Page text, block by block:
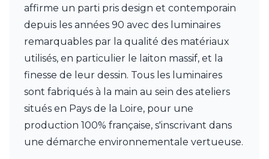
LichtRaum Funktion
Lucide
Lucien Gau
Luminara
Lumini
Lum’Art
Lupia Licht
MA Salgueiro
Marset
Masiero
affirme un parti pris design et contemporain
depuis les années 90 avec des luminaires
remarquables par la qualité des matériaux
utilisés, en particulier le laiton massif, et la
finesse de leur dessin. Tous les luminaires
sont fabriqués à la main au sein des ateliers
situés en Pays de la Loire, pour une
production 100% française, s'inscrivant dans
une démarche environnementale vertueuse.